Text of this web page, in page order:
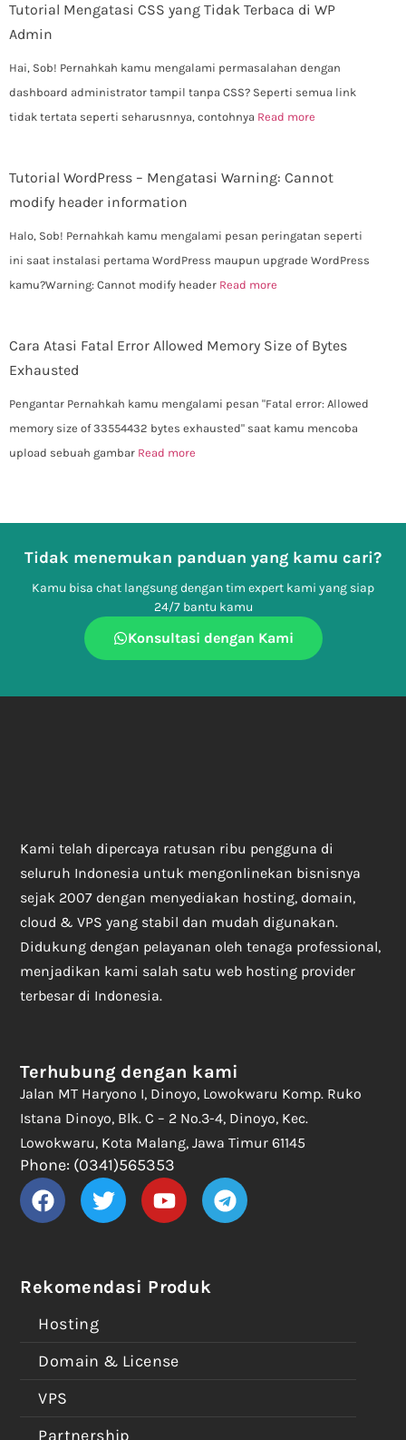
Tutorial Mengatasi CSS yang Tidak Terbaca di WP
Admin
Hai, Sob! Pernahkah kamu mengalami permasalahan dengan
dashboard administrator tampil tanpa CSS? Seperti semua link
tidak tertata seperti seharusnnya, contohnya Read more
Tutorial WordPress – Mengatasi Warning: Cannot
modify header information
Halo, Sob! Pernahkah kamu mengalami pesan peringatan seperti
ini saat instalasi pertama WordPress maupun upgrade WordPress
kamu?Warning: Cannot modify header Read more
Cara Atasi Fatal Error Allowed Memory Size of Bytes
Exhausted
Pengantar Pernahkah kamu mengalami pesan "Fatal error: Allowed
memory size of 33554432 bytes exhausted" saat kamu mencoba
upload sebuah gambar Read more
Tidak menemukan panduan yang kamu cari?
Kamu bisa chat langsung dengan tim expert kami yang siap
24/7 bantu kamu
Konsultasi dengan Kami
Kami telah dipercaya ratusan ribu pengguna di
seluruh Indonesia untuk mengonlinekan bisnisnya
sejak 2007 dengan menyediakan hosting, domain,
cloud & VPS yang stabil dan mudah digunakan.
Didukung dengan pelayanan oleh tenaga professional,
menjadikan kami salah satu web hosting provider
terbesar di Indonesia.
Rekomendasi Produk
Hosting
Domain & License
VPS
Partnership
Terhubung dengan kami
Jalan MT Haryono I, Dinoyo, Lowokwaru Komp. Ruko
Istana Dinoyo, Blk. C – 2 No.3-4, Dinoyo, Kec.
Lowokwaru, Kota Malang, Jawa Timur 61145
Phone: (0341)565353